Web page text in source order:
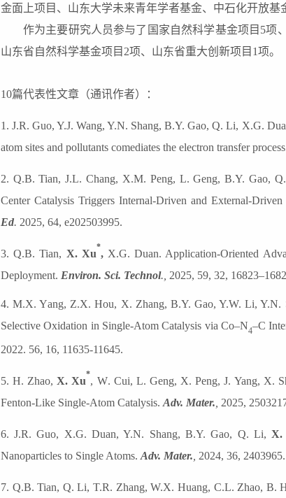
金面上项目 、 山东大学未来青年学者基金、 中石化开放基
作为主要研究人员参与了国家自然科学基金项目 5项
山东省自然科学基金项目 2项、山东省重大创新项目 1项。
10篇代表性文章（通讯作者）：
1. J.R. Guo, Y.J. Wang, Y.N. Shang, B.Y. Gao, Q. Li, X.G.
atom sites and pollutants comediates the electron transfer
2. Q.B. Tian, J.L. Chang, X.M. Peng, L.Geng, B.Y. Gao, Q.
Center Catalysis Triggers Internal-Driven and External-
Ed. 2025, 64, e202503995.
3. Q.B. Tian, X. Xu
*
,X.G. Duan. Application-Oriented
Deployment. Environ. Sci. Technol., 2025, 59, 32,
4. M.X. Yang, Z.X. Hou, X. Zhang, B.Y. Gao, Y.W. Li,
Selective Oxidation in Single-Atom Catalysis via Co–N4–C
2022. 56, 16, 11635-11645.
5. H. Zhao,X. Xu
*
, W. Cui, L. Geng, X. Peng, J. Yang, X.
Fenton-Like Single-Atom Catalysis. Adv. Mater. 2025,
6.J.R. Guo, X.G. Duan, Y.N. Shang, B.Y. Gao, Q. Li,X.
Nanoparticles to Single Atoms. Adv. Mater. 2024, 36, 2403965.
7. Q.B. Tian, Q. Li, T.R. Zhang, W.X. Huang, C.L. Zhao, B.